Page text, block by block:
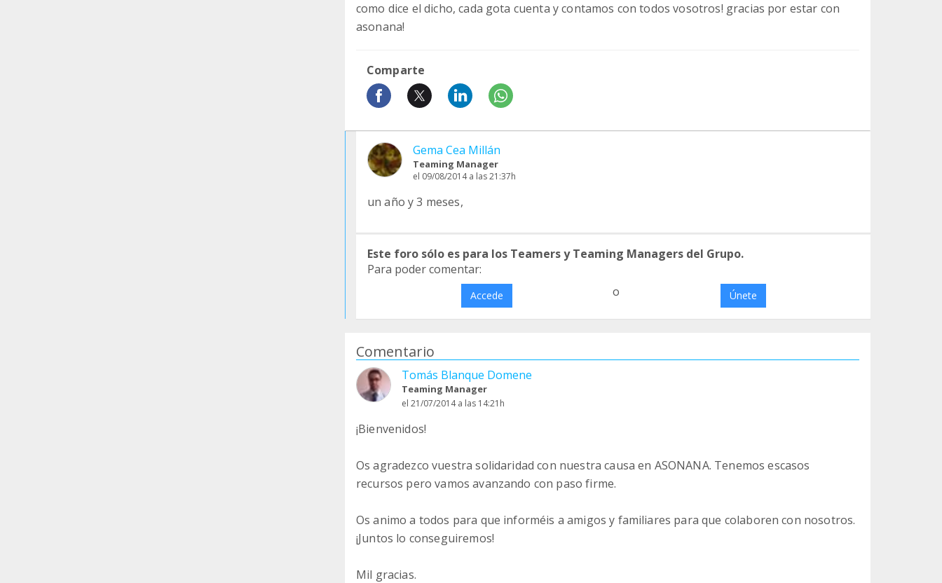
como dice el dicho, cada gota cuenta y contamos con todos vosotros! gracias por estar con
asonana!
Comparte
Gema Cea Millán
Teaming Manager
el 09/08/2014 a las 21:37h
un año y 3 meses,
Este foro sólo es para los Teamers y Teaming Managers del Grupo.
Para poder comentar:
Accede o Únete
Comentario
Tomás Blanque Domene
Teaming Manager
el 21/07/2014 a las 14:21h
¡Bienvenidos!
Os agradezco vuestra solidaridad con nuestra causa en ASONANA. Tenemos escasos
recursos pero vamos avanzando con paso firme.
Os animo a todos para que informéis a amigos y familiares para que colaboren con nosotros.
¡Juntos lo conseguiremos!
Mil gracias.